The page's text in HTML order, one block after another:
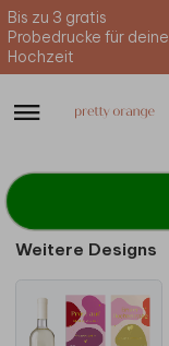
Bis zu 3 gratis
Probedrucke für deine
Hochzeit
Weitere Designs